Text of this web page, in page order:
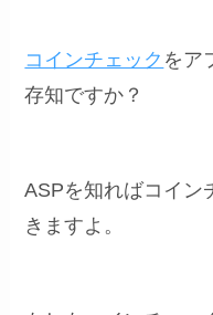
コインチェック をア
存知ですか？
ASPを知ればコイン
きますよ。